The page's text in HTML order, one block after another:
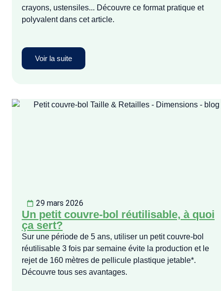
crayons, ustensiles... Découvre ce format pratique et
polyvalent dans cet article.
Voir la suite
29 mars 2026
Un petit couvre-bol réutilisable, à quoi
ça sert?
Sur une période de 5 ans, utiliser un petit couvre-bol
réutilisable 3 fois par semaine évite la production et le
rejet de 160 mètres de pellicule plastique jetable*.
Découvre tous ses avantages.